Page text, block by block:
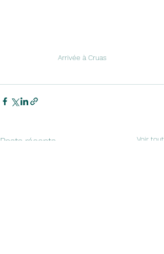
Arrivée à Cruas
Posts récents Voir tout